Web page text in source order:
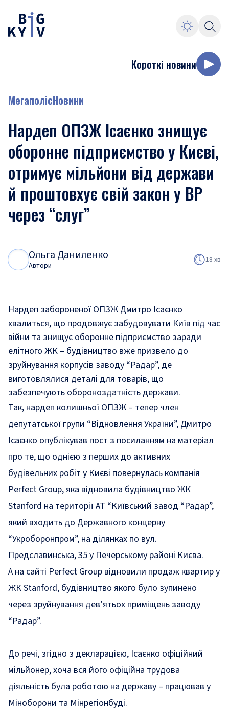
Короткі новини
МегаполісНовини
Нардеп ОПЗЖ Ісаєнко знищує
оборонне підприємство у Києві,
отримує мільйони від держави
й проштовхує свій закон у ВР
через “слуг”
Ольга Даниленко
Автори
18 хв
Нардеп забороненої ОПЗЖ Дмитро Ісаєнко
хвалиться, що продовжує забудовувати Київ під час
війни та знищує оборонне підприємство заради
елітного ЖК – будівництво вже призвело до
зруйнування корпусів заводу “Радар”, де
виготовлялися деталі для товарів, що
забезпечують обороноздатність держави.
Так, нардеп колишньої ОПЗЖ – тепер член
депутатської групи “Відновлення України”, Дмитро
Ісаєнко опублікував пост з посиланням на матеріал
про те, що однією з перших до активних
будівельних робіт у Києві повернулась компанія
Perfect Group, яка відновила будівництво ЖК
Stanford на території АТ “Київський завод “Радар”,
який входить до Державного концерну
“Укроборонпром”, на ділянках по вул.
Предславинська, 35 у Печерському районі Києва.
А на сайті Perfect Group відновили продаж квартир у
ЖК Stanford, будівництво якого було зупинено
через зруйнування дев’ятьох приміщень заводу
“Радар”.
До речі, згідно з декларацією, Ісаєнко офіційний
мільйонер, хоча вся його офіційна трудова
діяльність була роботою на державу – працював у
Міноборони та Мінрегіонбуді.